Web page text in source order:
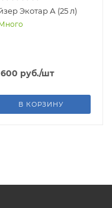
Экотар А (25 л)
600 руб./шт
В КОРЗИНУ